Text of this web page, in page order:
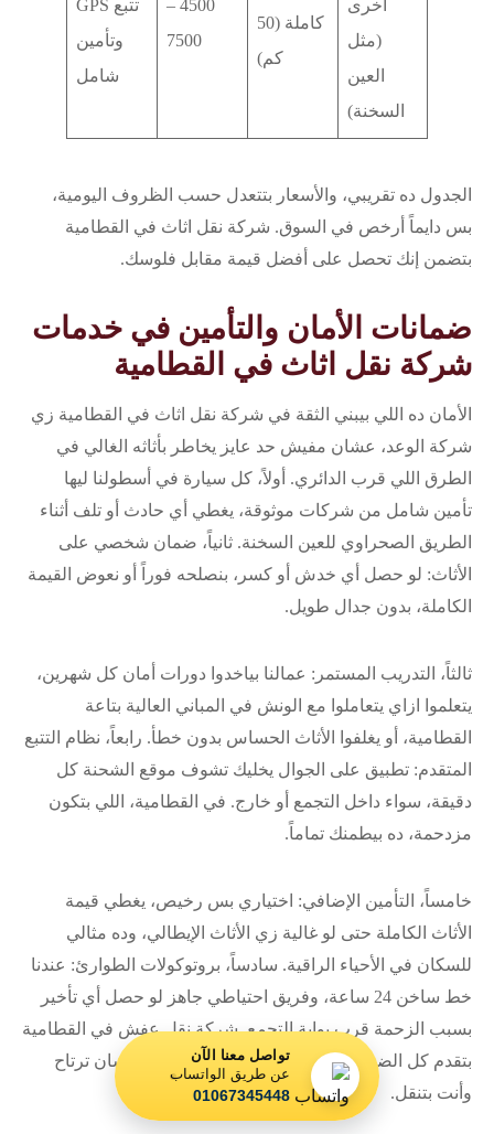
تواصل معنا الآن
عن طريق الواتساب
01067345448
أخرى
(مثل
العين
السخنة)
كاملة (50
كم)
4500 –
7500
تتبع GPS
وتأمين
شامل
الجدول ده تقريبي، والأسعار بتتعدل حسب الظروف اليومية،
بس دايماً أرخص في السوق. شركة نقل اثاث في القطامية
بتضمن إنك تحصل على أفضل قيمة مقابل فلوسك.
ضمانات الأمان والتأمين في خدمات
شركة نقل اثاث في القطامية
الأمان ده اللي بيبني الثقة في شركة نقل اثاث في القطامية زي
شركة الوعد، عشان مفيش حد عايز يخاطر بأثاثه الغالي في
الطرق اللي قرب الدائري. أولاً، كل سيارة في أسطولنا ليها
تأمين شامل من شركات موثوقة، يغطي أي حادث أو تلف أثناء
الطريق الصحراوي للعين السخنة. ثانياً، ضمان شخصي على
الأثاث: لو حصل أي خدش أو كسر، بنصلحه فوراً أو نعوض القيمة
الكاملة، بدون جدال طويل.
ثالثاً، التدريب المستمر: عمالنا بياخدوا دورات أمان كل شهرين،
يتعلموا ازاي يتعاملوا مع الونش في المباني العالية بتاعة
القطامية، أو يغلفوا الأثاث الحساس بدون خطأ. رابعاً، نظام التتبع
المتقدم: تطبيق على الجوال يخليك تشوف موقع الشحنة كل
دقيقة، سواء داخل التجمع أو خارج. في القطامية، اللي بتكون
مزدحمة، ده بيطمنك تماماً.
خامساً، التأمين الإضافي: اختياري بس رخيص، يغطي قيمة
الأثاث الكاملة حتى لو غالية زي الأثاث الإيطالي، وده مثالي
للسكان في الأحياء الراقية. سادساً، بروتوكولات الطوارئ: عندنا
خط ساخن 24 ساعة، وفريق احتياطي جاهز لو حصل أي تأخير
بسبب الزحمة قرب بوابة التجمع. شركة نقل عفش في القطامية
بتقدم كل الضمانات دي مكتوبة في عقد بسيط، عشان ترتاح
وأنت بتنقل.